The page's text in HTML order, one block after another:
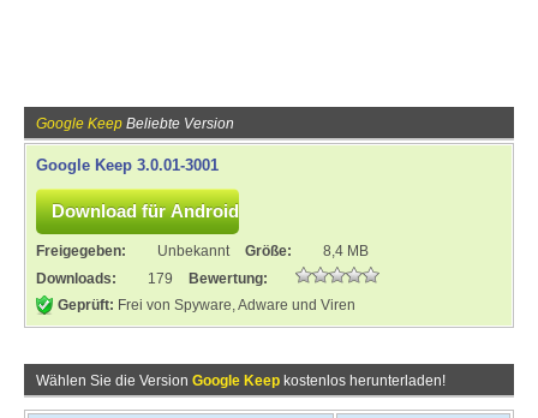
Google Keep Beliebte Version
Google Keep 3.0.01-3001
Freigegeben: Unbekannt Größe:
8,4 MB
Downloads:
179
Bewertung:
Geprüft: Frei von Spyware, Adware und Viren
Wählen Sie die Version Google Keep kostenlos herunterladen!